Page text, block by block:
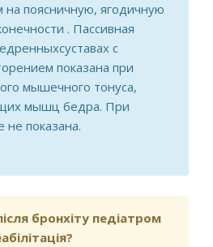
на поясничную, ягодичную
. Пассивная
с
показана при
мышечного тонуса,
мышц бедра. При
показана.
тазобедренного
массаж.
бронхіту педіатром